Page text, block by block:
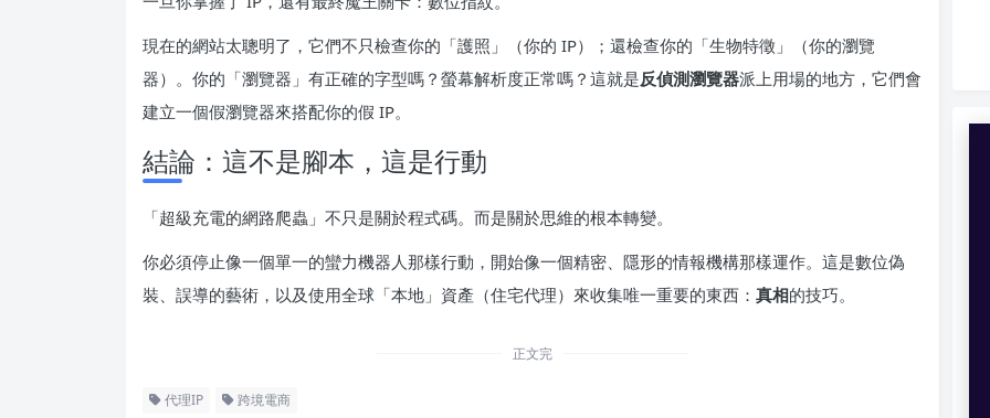
現在的網站太聰明了，它們不只檢查你的「護照」（你的 IP）；還檢查你的「生物特徵」（你的瀏覽
器）。你的「瀏覽器」有正確的字型嗎？螢幕解析度正常嗎？這就是反偵測瀏覽器派上用場的地方，它們會
建立一個假瀏覽器來搭配你的假 IP。
結論：這不是腳本，這是行動
「超級充電的網路爬蟲」不只是關於程式碼。而是關於思維的根本轉變。
你必須停止像一個單一的蠻力機器人那樣行動，開始像一個精密、隱形的情報機構那樣運作。這是數位偽
裝、誤導的藝術，以及使用全球「本地」資產（住宅代理）來收集唯一重要的東西： 真相的技巧。
正文完
代理IP 跨境電商